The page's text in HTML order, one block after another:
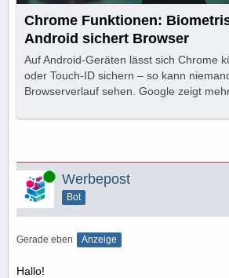
Chrome Funktionen:
Android sichert Browser
Auf Android-Geräten lässt sich Chrome
oder Touch-ID sichern – so kann
Browserverlauf sehen. Google zeigt
Online Werbepost
Bot
Gerade eben Anzeige
Hallo!